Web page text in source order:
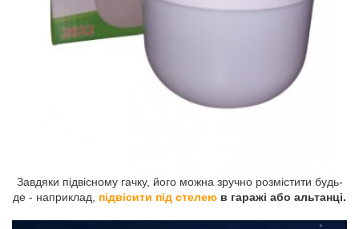
Завдяки підвісному гачку, його можна зручно розмістити будь-
де - наприклад, підвісити під стелею в гаражі або альтанці.